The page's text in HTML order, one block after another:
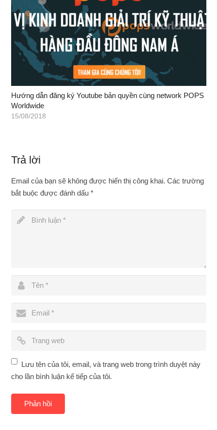
Hướng dẫn đăng ký Youtube bản quyền cùng network POPS
Worldwide
15/08/2018
Trả lời
Email của bạn sẽ không được hiển thị công khai. Các trường
bắt buộc được đánh dấu *
Lưu tên của tôi, email, và trang web trong trình duyệt này
cho lần bình luận kế tiếp của tôi.